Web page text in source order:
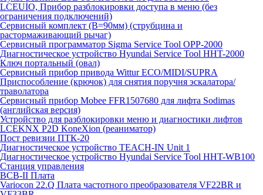
LCEUIO, Прибор разблокировки доступа в меню (без
ограничения подключений)
Сервисный комплект (В=90мм) (струбцина и
растормаживающий рычаг)
Сервисный программатор Sigma Service Tool OPP-2000
Диагностическое устройство Hyundai Service Tool HHT-2000
Ключ портальный (овал)
Сервисный прибор привода Wittur ECO/MIDI/SUPRA
Приспособление (крючок) для снятия поручня эскалатора/
траволатора
Сервисный прибор Mobee FFR1507680 для лифта Sodimas
(английская версия)
Устройство для разблокировки меню и диагностики лифтов
LCEKNX P2D KoneXion (реаниматор)
Пост ревизии ПТК-20
Диагностическое устройство TEACH-IN Unit 1
Диагностическое устройство Hyundai Service Tool HHT-WB100
Станция управления
BCB-II Плата
Variocon 22.Q Плата частотного преобразователя VF22BR и